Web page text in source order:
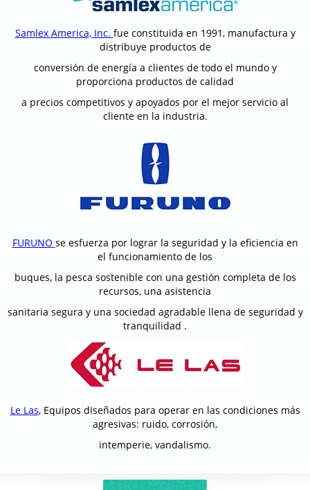
Samlex America, Inc. fue constituida en 1991, manufactura y
distribuye productos de
conversión de energía a clientes de todo el mundo y
proporciona productos de calidad
a precios competitivos y apoyados por el mejor servicio al
cliente en la industria.
FURUNO se esfuerza por lograr la seguridad y la eficiencia en
el funcionamiento de los
buques, la pesca sostenible con una gestión completa de los
recursos, una asistencia
sanitaria segura y una sociedad agradable llena de seguridad y
tranquilidad .
Le Las, Equipos diseñados para operar en las condiciones más
agresivas: ruido, corrosión,
intemperie, vandalismo.